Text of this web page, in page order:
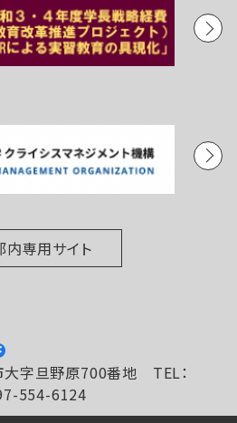
内専用サイト
字旦野原700番地 TEL：
554-6124